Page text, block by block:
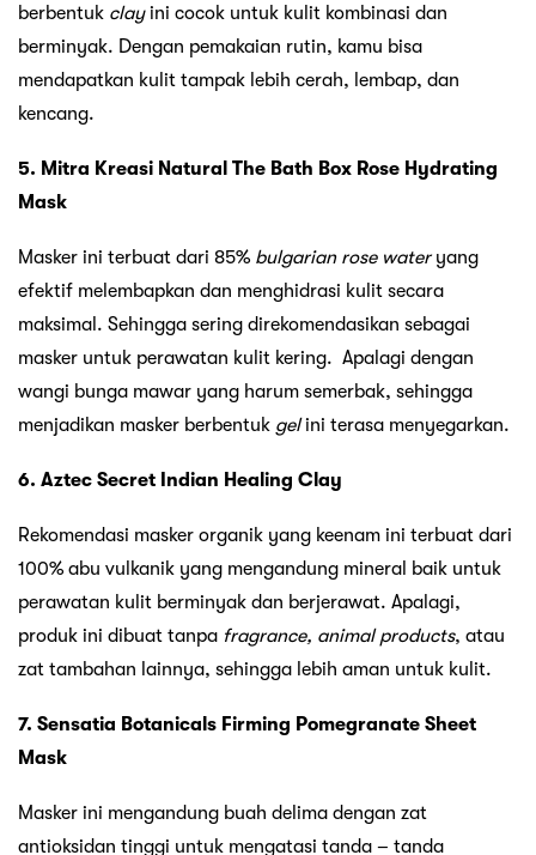
berbentuk clayini cocok untuk kulit kombinasi dan
berminyak. Dengan pemakaian rutin, kamu bisa
mendapatkan kulit tampak lebih cerah, lembap, dan
kencang.
5. Mitra Kreasi Natural The Bath Box Rose Hydrating
Mask
Masker ini terbuat dari 85% bulgarian rose wateryang
efektif melembapkan dan menghidrasi kulit secara
maksimal. Sehingga sering direkomendasikan sebagai
masker untuk perawatan kulit kering. Apalagi dengan
wangi bunga mawar yang harum semerbak, sehingga
menjadikan masker berbentuk gelini terasa menyegarkan.
6. Aztec Secret Indian Healing Clay
Rekomendasi masker organik yang keenam ini terbuat dari
100% abu vulkanik yang mengandung mineral baik untuk
perawatan kulit berminyak dan berjerawat. Apalagi,
produk ini dibuat tanpa fragrance, animal products, atau
zat tambahan lainnya, sehingga lebih aman untuk kulit.
7. Sensatia Botanicals Firming Pomegranate Sheet
Mask
Masker ini mengandung buah delima dengan zat
antioksidan tinggi untuk mengatasi tanda – tanda